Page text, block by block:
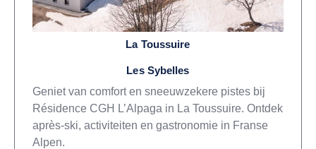
La Toussuire
Les Sybelles
Geniet van comfort en sneeuwzekere pistes bij
Résidence CGH L’Alpaga in La Toussuire. Ontdek
après-ski, activiteiten en gastronomie in Franse
Alpen.